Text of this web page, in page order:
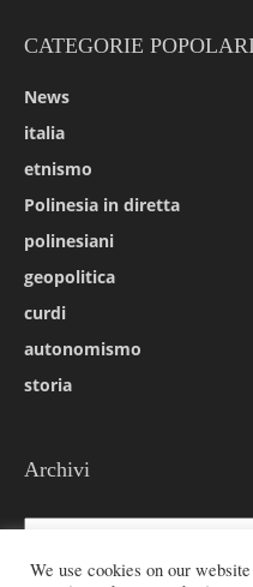
CATEGORIE
News
italia
etnismo
Polinesia in diretta
polinesiani
geopolitica
curdi
autonomismo
storia
Archivi
Archivi
We use cookies on our